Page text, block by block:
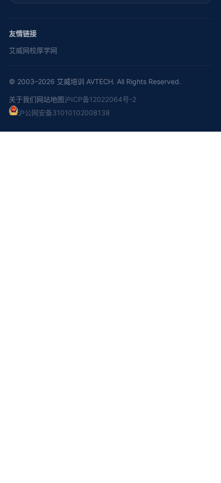
友情链接
艾威网校厚学网
© 2003–2026 艾威培训 AVTECH. All Rights Reserved.
关于我们网站地图沪ICP备12022064号-2
沪公网安备31010102008138